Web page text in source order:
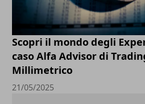
Scopri il mondo degli
caso Alfa Advisor di
Millimetrico
21/05/2025